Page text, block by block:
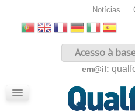
Notícias
Acesso à
em@il: